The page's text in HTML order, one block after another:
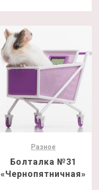
Разное
Болталка №31
«Чернопятничная»